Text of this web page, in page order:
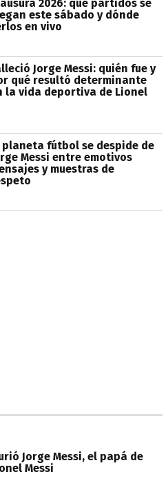
2026: qué partidos se
este sábado y dónde
en vivo
Jorge Messi: quién fue y
qué resultó determinante
la vida deportiva de Lionel
planeta fútbol se despide de
Messi entre emotivos
y muestras de
Jorge Messi, el papá de
Messi